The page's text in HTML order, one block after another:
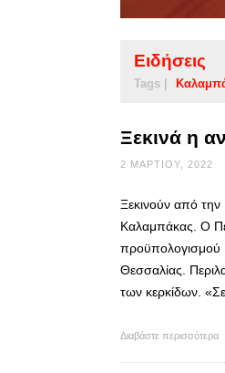
Ειδήσεις
Tags |
Ξεκινά η
2 ΜΑΡΤΊΟΥ, 2022
Ξεκινούν από την
Καλαμπάκας. Ο
προϋπολογισμού
Θεσσαλίας.
των κερκίδων.
Διαβάστε περισσότερα